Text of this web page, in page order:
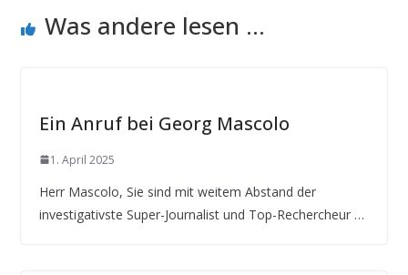
Was andere lesen ...
Ein Anruf bei Georg Mascolo
1. April 2025
Herr Mascolo, Sie sind mit weitem Abstand der
investigativste Super-Journalist und Top-Rechercheur …